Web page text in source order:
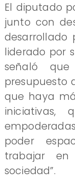
El diputado
junto con
desarrollado
liderado por
señaló
presupuesto
que haya
iniciativas,
poder
trabajar
sociedad”.